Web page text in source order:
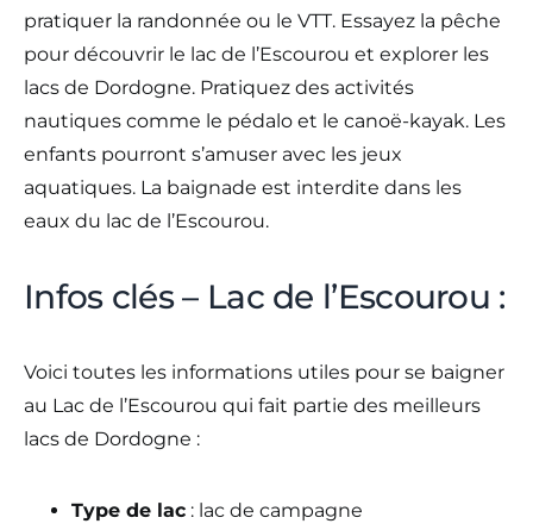
pratiquer la randonnée ou le VTT. Essayez la pêche
pour découvrir le lac de l’Escourou et explorer les
lacs de Dordogne. Pratiquez des activités
nautiques comme le pédalo et le canoë-kayak. Les
enfants pourront s’amuser avec les jeux
aquatiques. La baignade est interdite dans les
eaux du lac de l’Escourou.
Infos clés – Lac de l’Escourou :
Voici toutes les informations utiles pour se baigner
au Lac de l’Escourou qui fait partie des meilleurs
lacs de Dordogne :
Type de lac : lac de campagne